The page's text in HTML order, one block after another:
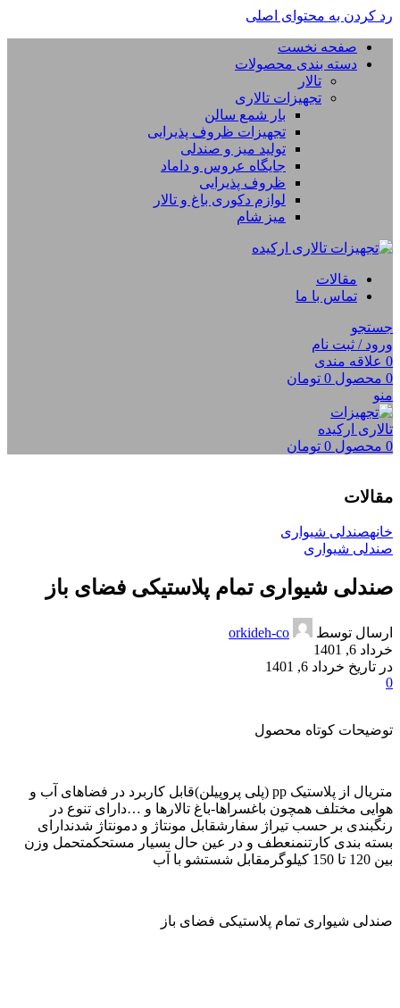
رد کردن به محتوای اصلی
صفحه نخست
دسته بندی محصولات
تالار
تجهیزات تالاری
بار شمع سالن
تجهیزات ظروف پذیرایی
تولید میز و صندلی
جایگاه عروس و داماد
ظروف پذیرایی
لوازم دکوری باغ و تالار
میز شام
مقالات
تماس با ما
جستجو
ورود / ثبت نام
0 علاقه مندی
0 محصول 0 تومان
منو
0 محصول 0 تومان
مقالات
خانهصندلی شیواری
صندلی شیواری
صندلی شیواری تمام پلاستیکی فضای باز
ارسال توسط
orkideh-co
خرداد 6, 1401
در تاریخ خرداد 6, 1401
0
توضیحات کوتاه محصول
متریال از پلاستیک pp (پلی پروپیلن)قابل کاربرد در فضاهای آب و
هوایی مختلف همچون باغسراها-باغ تالارها و …دارای تنوع در
رنگبندی بر حسب تیراژ سفارشقابل مونتاژ و دمونتاژ شدندارای
بسته بندی کارتنمنعطف و در عین حال بسیار مستحکمتحمل وزن
بین 120 تا 150 کیلوگرمقابل شستشو با آب
صندلی شیواری تمام پلاستیکی فضای باز